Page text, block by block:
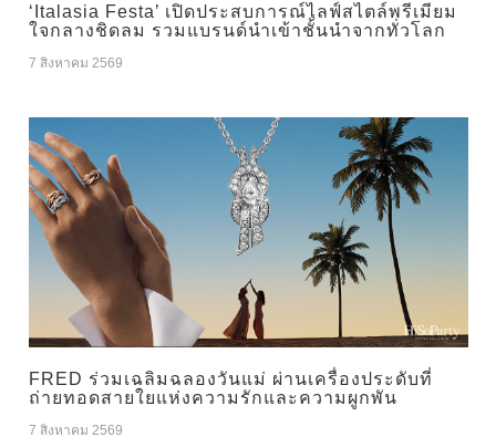
‘Italasia Festa’ เปิดประสบการณ์ไลฟ์สไตล์พรีเมียม
ใจกลางชิดลม รวมแบรนด์นำเข้าชั้นนำจากทั่วโลก
7 สิงหาคม 2569
FRED ร่วมเฉลิมฉลองวันแม่ ผ่านเครื่องประดับที่
ถ่ายทอดสายใยแห่งความรักและความผูกพัน
7 สิงหาคม 2569